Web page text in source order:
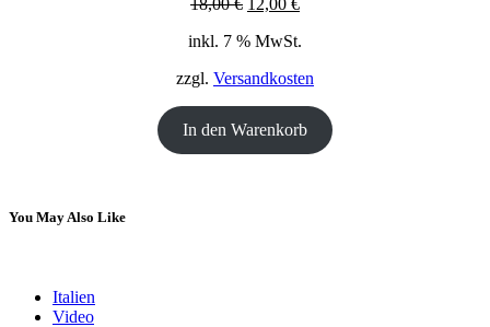
18,00€
war:
12,00 €
ist:
inkl. 7 % MwSt.
zzgl. Versandkosten
In den Warenkorb
You May Also Like
Italien
Video